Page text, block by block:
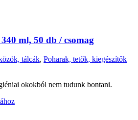
ml, 50 db / csomag
tálcák, Poharak, tetők, kiegészítők
okokból nem tudunk bontani.